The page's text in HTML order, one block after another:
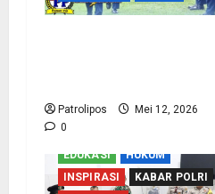
Patrolipos
Mei 12, 2026
0
EDUKASI
HUKUM
INSPIRASI
KABAR POLRI